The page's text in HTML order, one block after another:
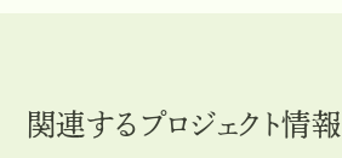
関連するプロジェクト情報